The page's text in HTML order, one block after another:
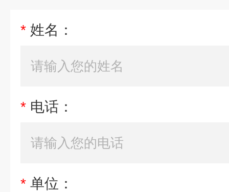
* 姓名：
* 电话：
* 单位：